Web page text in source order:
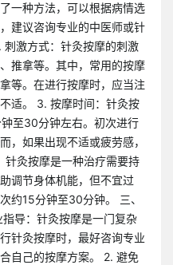
一种方法，可以根据病情选
建议咨询专业的中医师或针
激方式：针灸按摩的刺激
推拿等。其中，常用的按摩
等。在进行按摩时，应当注
适。 3. 按摩时间：针灸按
至30分钟左右。初次进行
，如果出现不适或疲劳感，
针灸按摩是一种治疗需要持
调节身体机能，但不宜过
约15分钟至30分钟。 三、
导：针灸按摩是一门复杂
针灸按摩时，最好咨询专业
自己的按摩方案。 2. 避免